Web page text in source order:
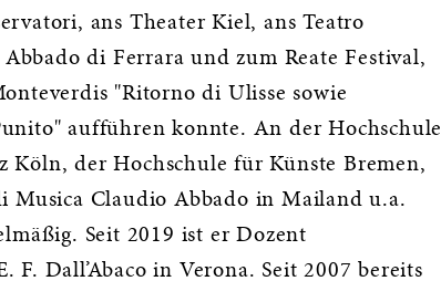
ans Theater Kiel, ans Teatro
di Ferrara und zum Reate Festival,
"Ritorno di Ulisse sowie
aufführen konnte. An der Hochschule
Köln, der Hochschule für Künste Bremen,
Musica Claudio Abbado in Mailand u.a.
Seit 2019 ist er Dozent
F. Dall’Abaco in Verona. Seit 2007 bereits